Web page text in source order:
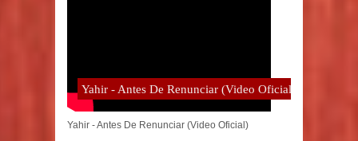
Yahir - Antes De Renunciar (Video Oficial)